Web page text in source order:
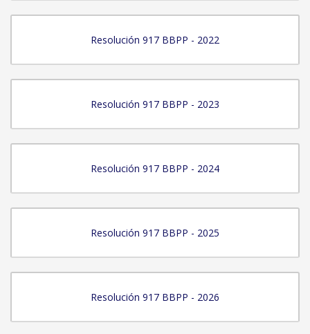
Resolución 917 BBPP - 2022
Resolución 917 BBPP - 2023
Resolución 917 BBPP - 2024
Resolución 917 BBPP - 2025
Resolución 917 BBPP - 2026